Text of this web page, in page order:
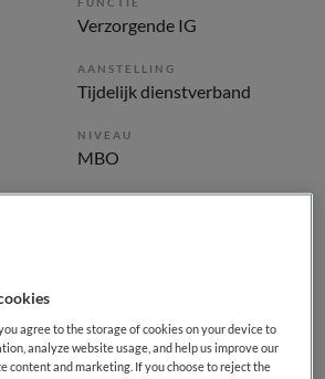
Verzorgende IG
AANSTELLING
Tijdelijk dienstverband
NIVEAU
MBO
beschikbaar
IG | Thuiszorg | Leiderdorp bij
actueel. Hieronder staan enkele
agree to the storage of cookies on your device to
analyze website usage, and help us improve our
content and marketing. If you choose to reject the